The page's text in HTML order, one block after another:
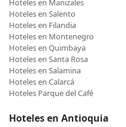
Hoteles en Manizales
Hoteles en Salento
Hoteles en Filandia
Hoteles en Montenegro
Hoteles en Quimbaya
Hoteles en Santa Rosa
Hoteles en Salamina
Hoteles en Calarcá
Hoteles Parque del Café
Hoteles en Antioquia